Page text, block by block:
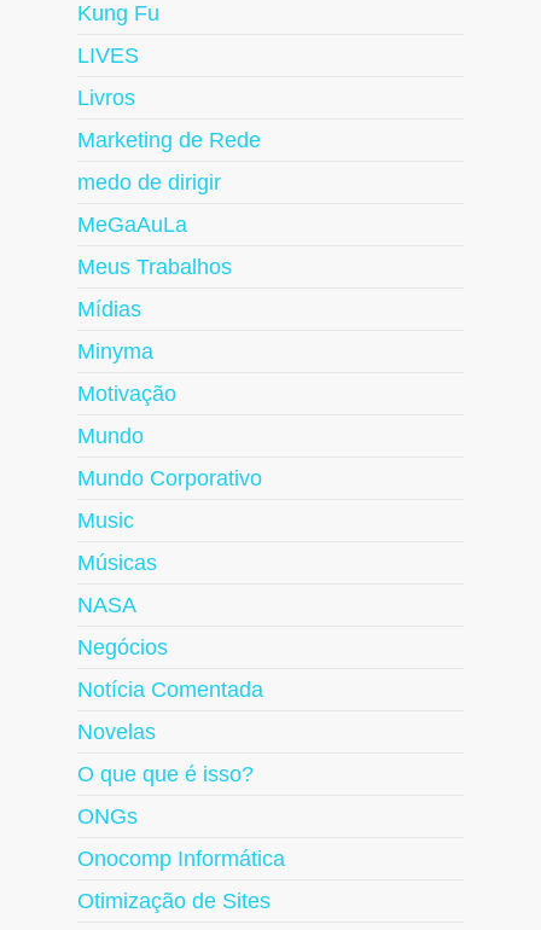
Kung Fu
LIVES
Livros
Marketing de Rede
medo de dirigir
MeGaAuLa
Meus Trabalhos
Mídias
Minyma
Motivação
Mundo
Mundo Corporativo
Music
Músicas
NASA
Negócios
Notícia Comentada
Novelas
O que que é isso?
ONGs
Onocomp Informática
Otimização de Sites